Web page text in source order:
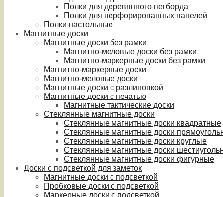
Полки для деревянного пегборда
Полки для перфорированных панелей
Полки настольные
Магнитные доски
Магнитные доски без рамки
Магнитно-меловые доски без рамки
Магнитно-маркерные доски без рамки
Магнитно-маркерные доски
Магнитно-меловые доски
Магнитные доски с разлиновкой
Магнитные доски с печатью
Магнитные тактические доски
Стеклянные магнитные доски
Стеклянные магнитные доски квадратные
Стеклянные магнитные доски
Стеклянные магнитные доски круглые
Стеклянные магнитные доски
Стеклянные магнитные доски фигурные
Доски с подсветкой для заметок
Магнитные доски с подсветкой
Пробковые доски с подсветкой
Маркерные доски с подсветкой